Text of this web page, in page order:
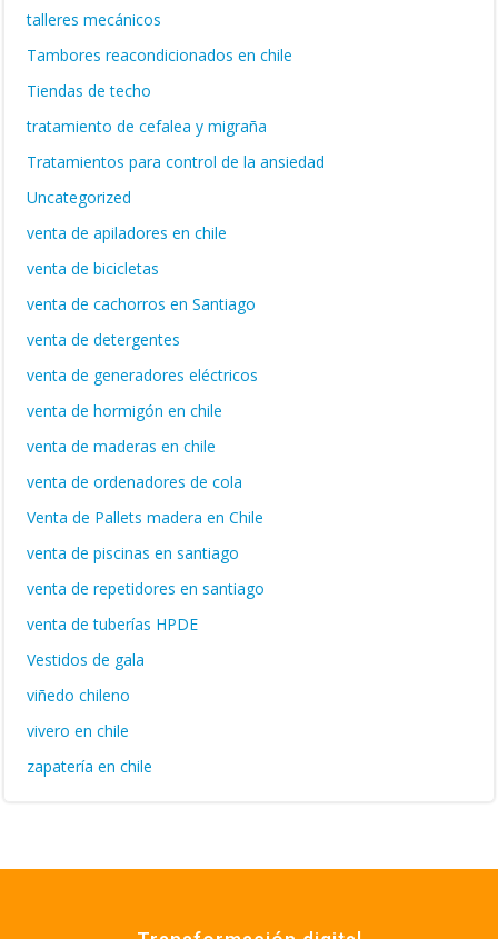
talleres mecánicos
Tambores reacondicionados en chile
Tiendas de techo
tratamiento de cefalea y migraña
Tratamientos para control de la ansiedad
Uncategorized
venta de apiladores en chile
venta de bicicletas
venta de cachorros en Santiago
venta de detergentes
venta de generadores eléctricos
venta de hormigón en chile
venta de maderas en chile
venta de ordenadores de cola
Venta de Pallets madera en Chile
venta de piscinas en santiago
venta de repetidores en santiago
venta de tuberías HPDE
Vestidos de gala
viñedo chileno
vivero en chile
zapatería en chile